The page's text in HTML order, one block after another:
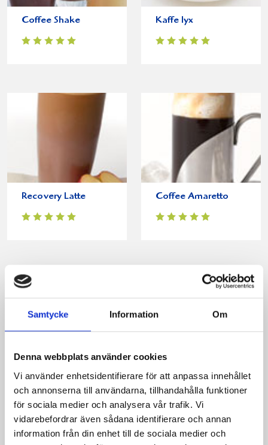
Samtycke Information Om
Denna webbplats använder cookies
Vi använder enhetsidentifierare för att anpassa innehållet
och annonserna till användarna, tillhandahålla funktioner
för sociala medier och analysera vår trafik. Vi
vidarebefordrar även sådana identifierare och annan
information från din enhet till de sociala medier och
Coffee Shake Kaffe lyx
Recovery Latte Coffee Amaretto
Banana ice Latte Tropical refresh